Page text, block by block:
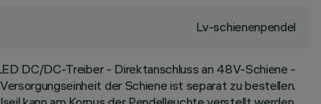
Lv-schienenpendel
DC/DC-Treiber - Direktanschluss an 48V-Schiene -
Versorgungseinheit der Schiene ist separat zu bestellen.